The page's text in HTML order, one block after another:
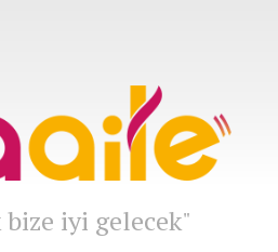
iyi gelecek"